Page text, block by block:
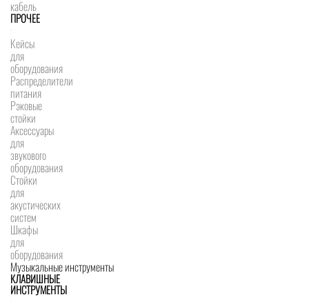
кабель
ПРОЧЕЕ
Кейсы
для
оборудования
Распределители
питания
Рэковые
стойки
Аксессуары
для
звукового
оборудования
Стойки
для
акустических
систем
Шкафы
для
оборудования
Музыкальные инструменты
КЛАВИШНЫЕ
ИНСТРУМЕНТЫ